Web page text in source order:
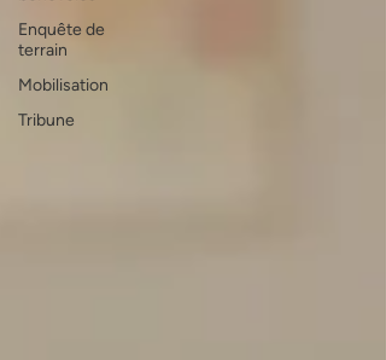
Enquête de
terrain
Mobilisation
Tribune